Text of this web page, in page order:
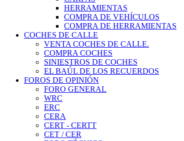
HERRAMIENTAS
COMPRA DE VEHÍCULOS
COMPRA DE HERRAMIENTAS
COCHES DE CALLE
VENTA COCHES DE CALLE.
COMPRA COCHES
SINIESTROS DE COCHES
EL BAÚL DE LOS RECUERDOS
FOROS DE OPINIÓN
FORO GENERAL
WRC
ERC
CERA
CERT - CERTT
CET / CER